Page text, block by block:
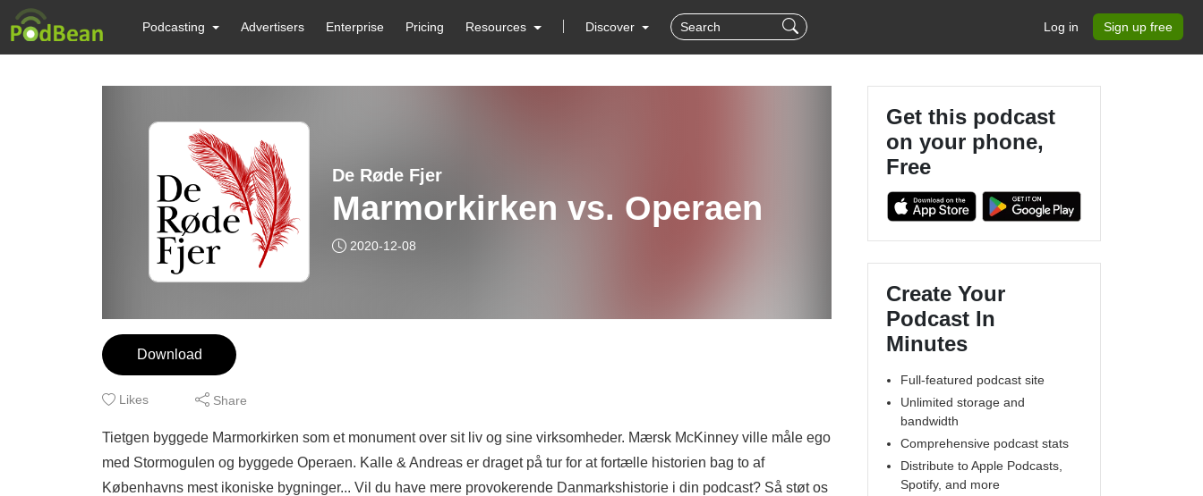
Podcasting Advertisers Enterprise Pricing Resources Discover Log in Sign up free
De Røde Fjer
Marmorkirken vs. Operaen
2020-12-08
Download
Likes Share
Tietgen byggede Marmorkirken som et monument over sit liv og sine virksomheder. Mærsk McKinney ville måle ego
med Stormogulen og byggede Operaen. Kalle & Andreas er draget på tur for at fortælle historien bag to af
Københavns mest ikoniske bygninger... Vil du have mere provokerende Danmarkshistorie i din podcast? Så støt os
Get this podcast
on your phone,
Free
Create Your
Podcast In
Minutes
Full-featured podcast site
Unlimited storage and
bandwidth
Comprehensive podcast stats
Distribute to Apple Podcasts,
Spotify, and more